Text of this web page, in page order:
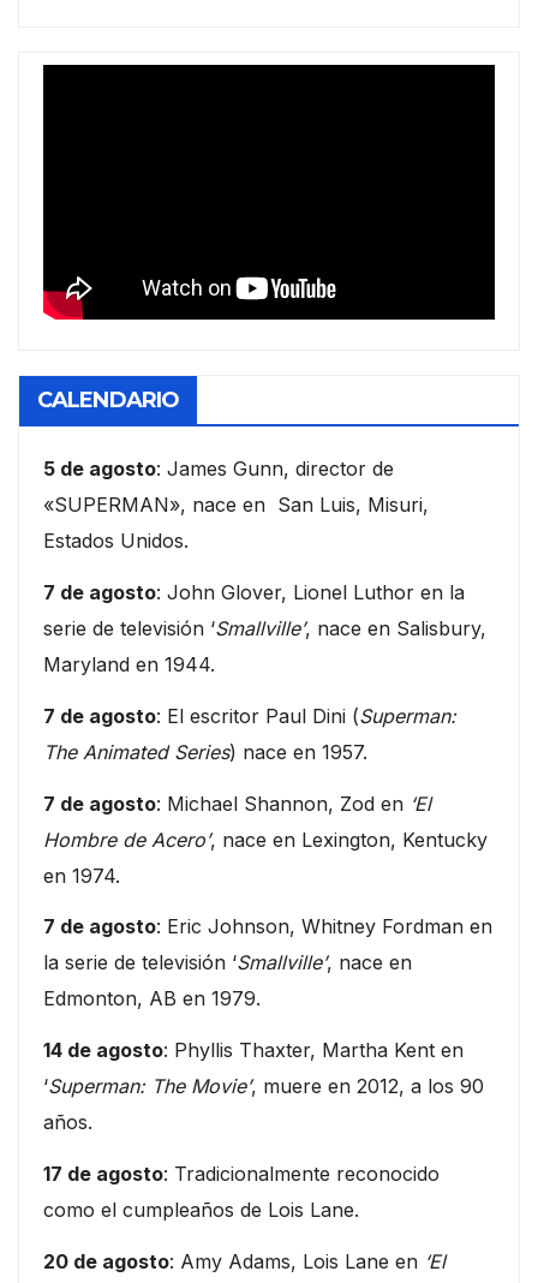
CALENDARIO
5 de agosto: James Gunn, director de
«SUPERMAN», nace en San Luis, Misuri,
Estados Unidos.
7 de agosto: John Glover, Lionel Luthor en la
serie de televisión ‘Smallville’, nace en Salisbury,
Maryland en 1944.
7 de agosto: El escritor Paul Dini (Superman:
The Animated Series) nace en 1957.
7 de agosto: Michael Shannon, Zod en ‘El
Hombre de Acero’, nace en Lexington, Kentucky
en 1974.
7 de agosto: Eric Johnson, Whitney Fordman en
la serie de televisión ‘Smallville’, nace en
Edmonton, AB en 1979.
14 de agosto: Phyllis Thaxter, Martha Kent en
‘Superman: The Movie’, muere en 2012, a los 90
años.
17 de agosto: Tradicionalmente reconocido
como el cumpleaños de Lois Lane.
20 de agosto: Amy Adams, Lois Lane en ‘El